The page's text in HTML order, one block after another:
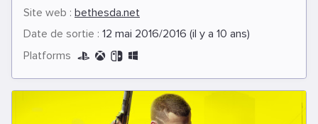
Site web : bethesda.net
Date de sortie : 12 mai 2016/2016 (il y a 10 ans)
Platforms